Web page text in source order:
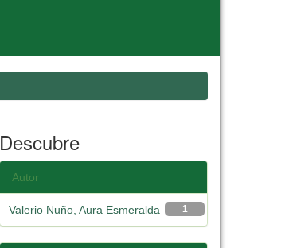
Descubre
Autor
1
Valerio Nuño, Aura Esmeralda